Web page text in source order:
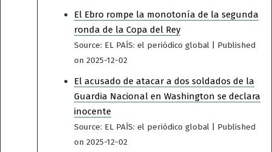
El Ebro rompe la monotonía de la segunda
ronda de la Copa del Rey
Source: EL PAÍS: el periódico global
Published
on 2025-12-02
El acusado de atacar a dos soldados de la
Guardia Nacional en Washington se declara
inocente
Source: EL PAÍS: el periódico global
Published
on 2025-12-02